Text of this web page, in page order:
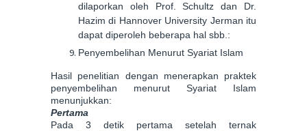
dilaporkan oleh Prof. Schultz dan Dr.
Hazim di Hannover University Jerman itu
dapat diperoleh beberapa hal sbb.:
Penyembelihan Menurut Syariat Islam
Hasil penelitian dengan menerapkan praktek
penyembelihan menurut Syariat Islam
menunjukkan:
Pertama
Pada 3 detik pertama setelah ternak